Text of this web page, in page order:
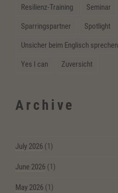
Resilienz-Training Seminar
Sparringspartner Spotlight
Unsicher beim Englisch sprechen
Yes I can Zuversicht
Archive
July 2026 (1)
June 2026 (1)
May 2026 (1)